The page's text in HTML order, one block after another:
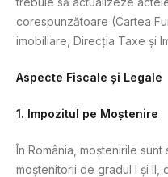
corespunzătoare (Cartea
imobiliare, Direcția Taxe și
Aspecte Fiscale și Legale
1. Impozitul pe Moștenire
În România, moștenirile
moștenitorii de gradul I și II,